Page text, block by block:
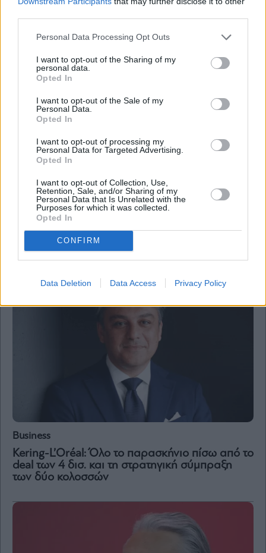
Personal Data Processing Opt Outs
I want to opt-out of the Sharing of my
personal data.
Opted In
I want to opt-out of the Sale of my
Personal Data.
Opted In
I want to opt-out of processing my
Personal Data for Targeted Advertising.
Opted In
I want to opt-out of Collection, Use,
Retention, Sale, and/or Sharing of my
Personal Data that Is Unrelated with the
Purposes for which it was collected.
Opted In
CONFIRM
Data Deletion Data Access Privacy Policy
Business
Ferragamo: Ξεπέρασε τις προβλέψεις με αύξηση
1,7% στις πωλήσεις το τρίτο τρίμηνο ενώ η
αναζήτηση CEO συνεχίζεται
Business
Kering-L’Oréal: Όλο το παρασκήνιο πίσω από το
deal των 4 δισ. και τη στρατηγική σύμπραξη
των δύο κολοσσών